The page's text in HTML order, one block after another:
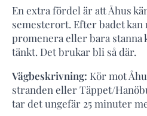
En extra fördel är att Åhus
semesterort. Efter badet kan
promenera eller bara stanna
tänkt. Det brukar bli så där.
Vägbeskrivning: Kör mot
stranden eller Täppet/
tar det ungefär 25 minuter